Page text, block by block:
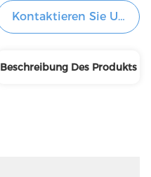
Kontaktieren Sie Uns
Beschreibung Des Produkts